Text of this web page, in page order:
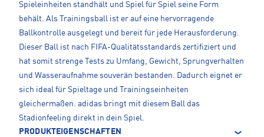
Spieleinheiten standhält und Spiel für Spiel seine Form
behält. Als Trainingsball ist er auf eine hervorragende
Ballkontrolle ausgelegt und bereit für jede Herausforderung.
Dieser Ball ist nach FIFA-Qualitätsstandards zertifiziert und
hat somit strenge Tests zu Umfang, Gewicht, Sprungverhalten
und Wasseraufnahme souverän bestanden. Dadurch eignet er
sich ideal für Spieltage und Trainingseinheiten
gleichermaßen. adidas bringt mit diesem Ball das
Stadionfeeling direkt in dein Spiel.
PRODUKTEIGENSCHAFTEN